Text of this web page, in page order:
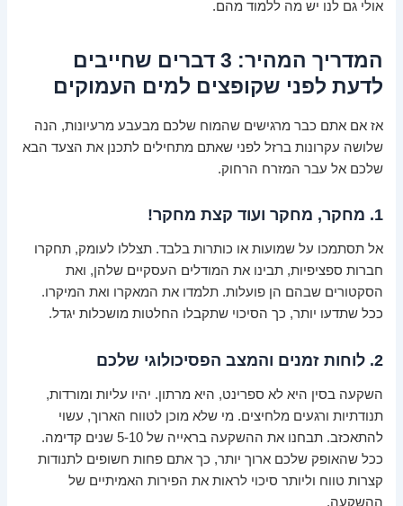
אולי גם לנו יש מה ללמוד מהם.
המדריך המהיר: 3 דברים שחייבים
לדעת לפני שקופצים למים העמוקים
אז אם אתם כבר מרגישים שהמוח שלכם מבעבע מרעיונות, הנה
שלושה עקרונות ברזל לפני שאתם מתחילים לתכנן את הצעד הבא
שלכם אל עבר המזרח הרחוק.
1. מחקר, מחקר ועוד קצת מחקר!
אל תסתמכו על שמועות או כותרות בלבד. תצללו לעומק, תחקרו
חברות ספציפיות, תבינו את המודלים העסקיים שלהן, ואת
הסקטורים שבהם הן פועלות. תלמדו את המאקרו ואת המיקרו.
ככל שתדעו יותר, כך הסיכוי שתקבלו החלטות מושכלות יגדל.
2. לוחות זמנים והמצב הפסיכולוגי שלכם
השקעה בסין היא לא ספרינט, היא מרתון. יהיו עליות ומורדות,
תנודתיות ורגעים מלחיצים. מי שלא מוכן לטווח הארוך, עשוי
להתאכזב. תבחנו את ההשקעה בראייה של 5-10 שנים קדימה.
ככל שהאופק שלכם ארוך יותר, כך אתם פחות חשופים לתנודות
קצרות טווח וליותר סיכוי לראות את הפירות האמיתיים של
ההשקעה.